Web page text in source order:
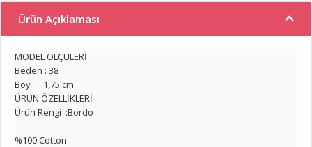
Ürün Açıklaması
MODEL ÖLÇÜLERİ
Beden : 38
Boy :1,75 cm
ÜRÜN ÖZELLİKLERİ
Ürün Rengi :Bordo
%100 Cotton